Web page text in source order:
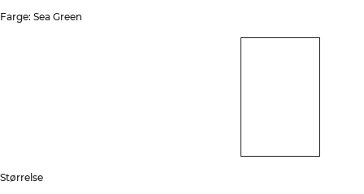
Farge: Sea Green
Størrelse